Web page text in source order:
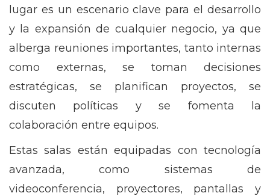
lugar es un escenario clave para el desarrollo
y la expansión de cualquier negocio, ya que
alberga reuniones importantes, tanto internas
como externas, se toman decisiones
estratégicas, se planifican proyectos, se
discuten políticas y se fomenta la
colaboración entre equipos.
Estas salas están equipadas con tecnología
avanzada, como sistemas de
videoconferencia, proyectores, pantallas y